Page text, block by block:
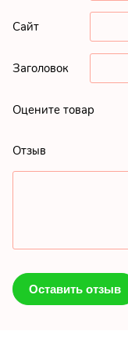
Сайт
Заголовок
Оцените товар
Отзыв